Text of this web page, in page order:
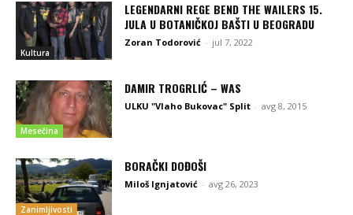
Kultura
LEGENDARNI REGE BEND THE WAILERS 15.
JULA U BOTANIČKOJ BAŠTI U BEOGRADU
Zoran Todorović - jul 7, 2022
Mesečina
DAMIR TROGRLIĆ – WAS
ULKU "Vlaho Bukovac" Split - avg 8, 2015
Zanimljivosti
BORAČKI DOĐOŠI
Miloš Ignjatović - avg 26, 2023